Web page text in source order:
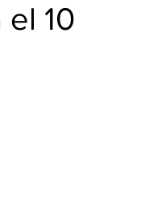
10